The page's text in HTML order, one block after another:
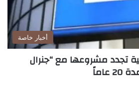
أخبار خاصة
تجدد مشروعها مع “جنرال